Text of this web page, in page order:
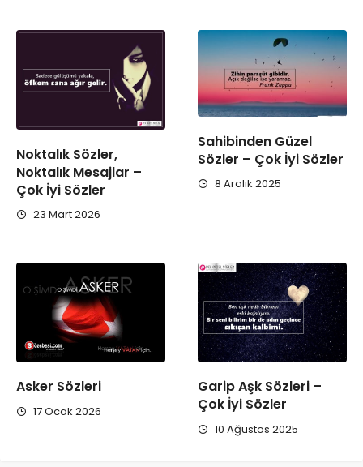
Noktalık Sözler,
Noktalık Mesajlar –
Çok İyi Sözler
23 Mart 2026
Sahibinden Güzel
Sözler – Çok İyi Sözler
8 Aralık 2025
Asker Sözleri
17 Ocak 2026
Garip Aşk Sözleri –
Çok İyi Sözler
10 Ağustos 2025